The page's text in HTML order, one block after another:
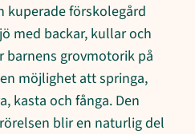
kuperade förskolegård
med backar, kullar och
barnens grovmotorik på
möjlighet att springa,
kasta och fånga. Den
blir en naturlig del